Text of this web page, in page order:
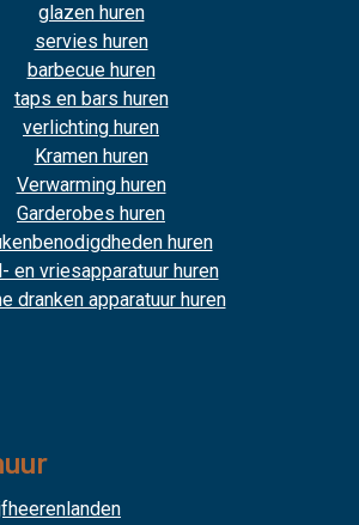
glazen huren
servies huren
barbecue huren
taps en bars huren
verlichting huren
Kramen huren
Verwarming huren
Garderobes huren
huren
en vriesapparatuur huren
dranken apparatuur huren